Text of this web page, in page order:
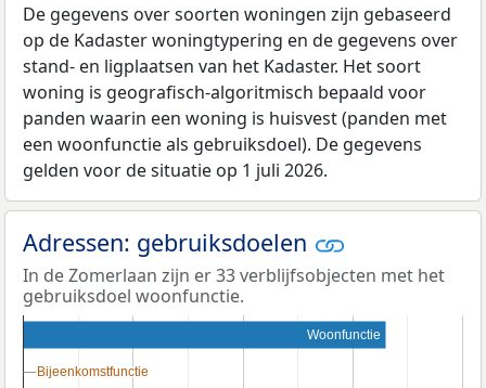
De gegevens over soorten woningen zijn gebaseerd
op de Kadaster woningtypering en de gegevens over
stand- en ligplaatsen van het Kadaster. Het soort
woning is geografisch-algoritmisch bepaald voor
panden waarin een woning is huisvest (panden met
een woonfunctie als gebruiksdoel). De gegevens
gelden voor de situatie op 1 juli 2026.
Adressen: gebruiksdoelen
In de Zomerlaan zijn er 33 verblijfsobjecten met het
gebruiksdoel woonfunctie.
Woonfunctie
Bijeenkomstfunctie
Bijeenkomstfunctie